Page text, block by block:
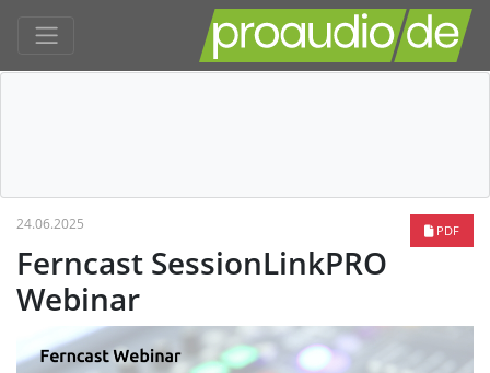
PDF
24.06.2025
Ferncast SessionLinkPRO
Webinar